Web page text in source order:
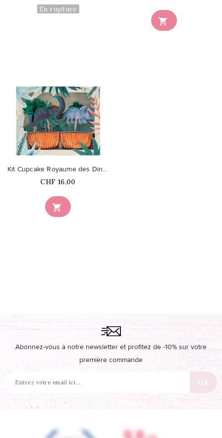
En rupture

favorite_border

Kit Cupcake Royaume des Dinosaures
Prix
CHF 16,00
Abonnez-vous à notre newsletter et profitez de -10% sur votre
première commande